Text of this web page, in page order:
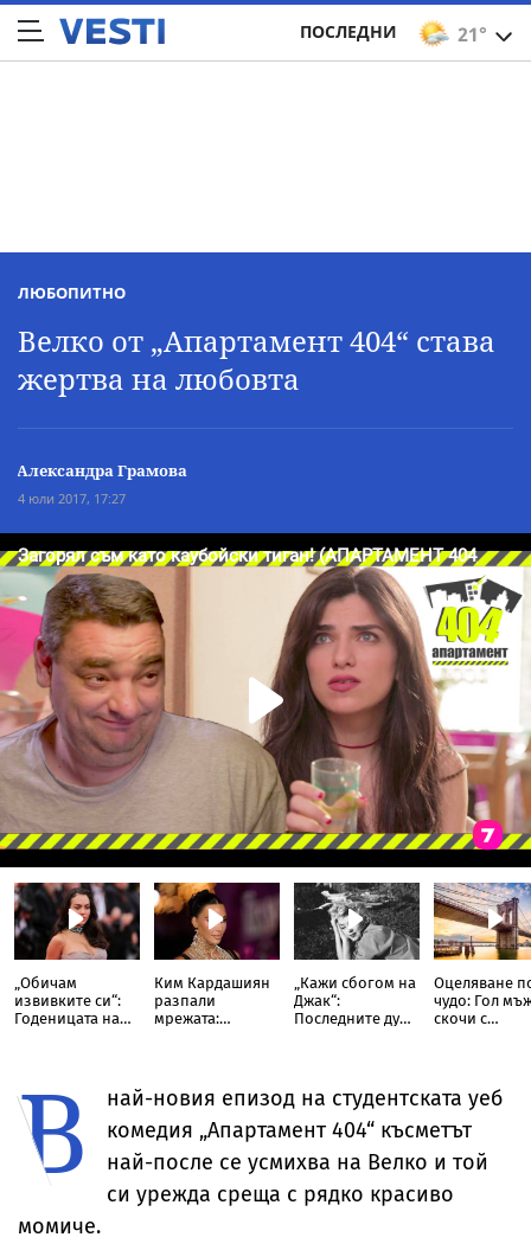
21°
ПОСЛЕДНИ
ЛЮБОПИТНО
Велко от „Апартамент 404“ става
жертва на любовта
Александра Грамова
4 юли 2017, 17:27
„Обичам
извивките си“:
Годеницата на
тялото ѝ
Ким Кардашиян
разпали
мрежата:
Хамилтън
„Кажи сбогом на
Джак“:
Последните думи
Оцеляване
чудо: Гол
скочи с
Бруклинския
мост
В
най-новия епизод на студентската уеб
комедия „Апартамент 404“ късметът
най-после се усмихва на Велко и той
си урежда среща с рядко красиво
момиче.